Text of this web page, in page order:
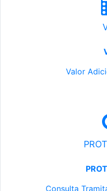
Valor
Consulta